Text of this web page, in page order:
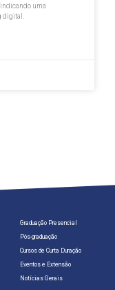
uma
Graduação Presencial
Pós-graduação
Cursos de Curta Duração
Eventos e Extensão
Notícias Gerais